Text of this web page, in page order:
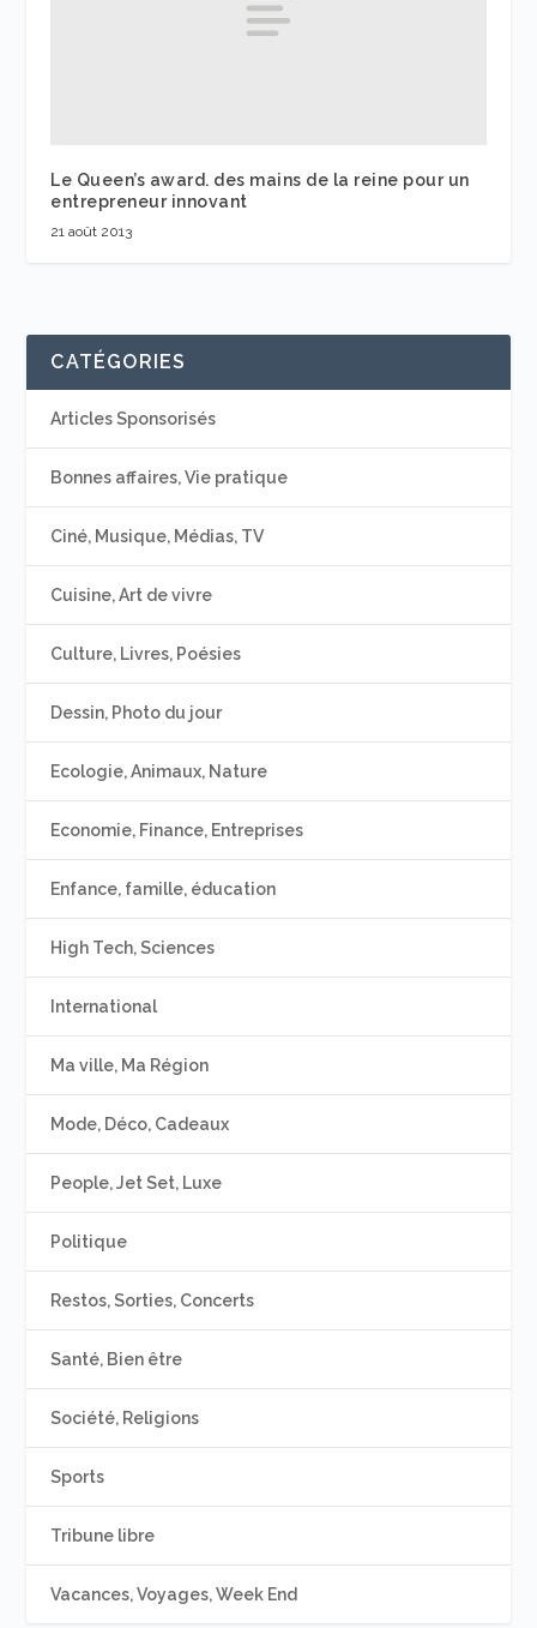
Le Queen’s award. des mains de la reine pour un
entrepreneur innovant
21 août 2013
CATÉGORIES
Articles Sponsorisés
Bonnes affaires, Vie pratique
Ciné, Musique, Médias, TV
Cuisine, Art de vivre
Culture, Livres, Poésies
Dessin, Photo du jour
Ecologie, Animaux, Nature
Economie, Finance, Entreprises
Enfance, famille, éducation
High Tech, Sciences
International
Ma ville, Ma Région
Mode, Déco, Cadeaux
People, Jet Set, Luxe
Politique
Restos, Sorties, Concerts
Santé, Bien être
Société, Religions
Sports
Tribune libre
Vacances, Voyages, Week End